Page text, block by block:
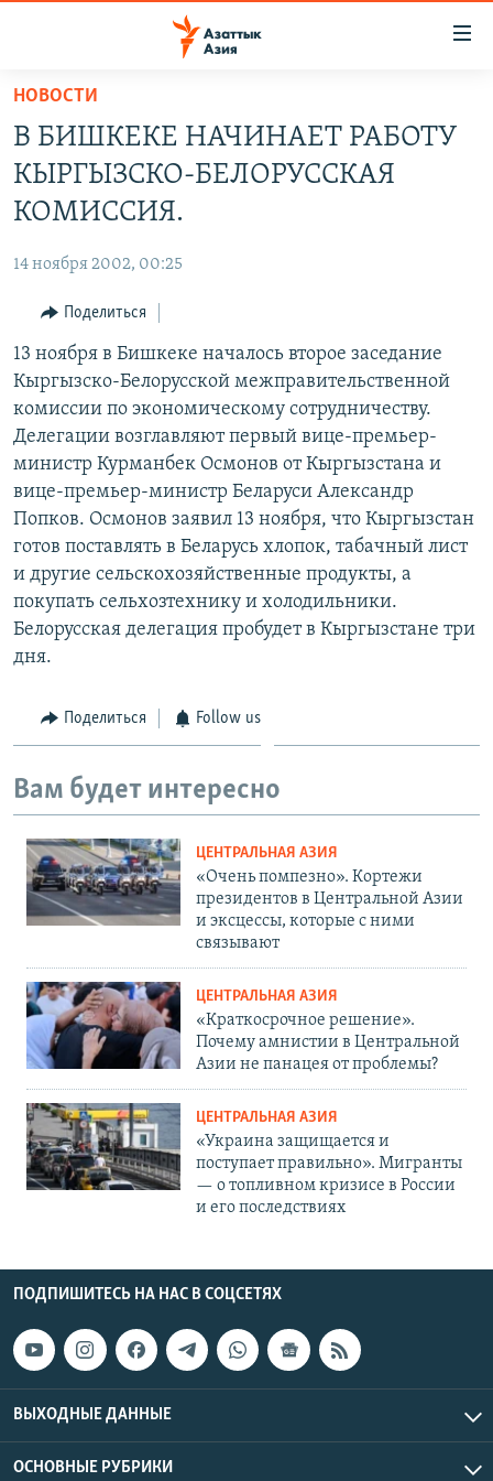
Вернуться
основному
содержанию
Вернутся
главной
навигации
Вернутся
поиску
КЫРГЫЗСТАН
ТАДЖИКИСТАН
ВОЙНА В УКРАИНЕ
ҚАЗАҚША
КЫРГЫЗЧА
ЎЗБЕКЧА
ТОҶИКӢ
TÜRKMENÇE
Все сайты РСЕ/РС
НОВОСТИ
В БИШКЕКЕ НАЧИНАЕТ РАБОТУ
КЫРГЫЗСКО-БЕЛОРУССКАЯ
КОМИССИЯ.
14 ноября 2002, 00:25
Поделиться
13 ноября в Бишкеке началось второе заседание
Кыргызско-Белорусской межправительственной
комиссии по экономическому сотрудничеству.
Делегации возглавляют первый вице-премьер-
министр Курманбек Осмонов от Кыргызстана и
вице-премьер-министр Беларуси Александр
Попков. Осмонов заявил 13 ноября, что Кыргызстан
готов поставлять в Беларусь хлопок, табачный лист
и другие сельскохозяйственные продукты, а
покупать сельхозтехнику и холодильники.
Белорусская делегация пробудет в Кыргызстане три
дня.
Поделиться Follow us
Вам будет интересно
ЦЕНТРАЛЬНАЯ АЗИЯ
«Очень помпезно». Кортежи
президентов в Центральной Азии
и эксцессы, которые с ними
связывают
ЦЕНТРАЛЬНАЯ АЗИЯ
«Краткосрочное решение».
Почему амнистии в Центральной
Азии не панацея от проблемы?
ЦЕНТРАЛЬНАЯ АЗИЯ
«Украина защищается и
поступает правильно». Мигранты
— о топливном кризисе в России
и его последствиях
ПОДПИШИТЕСЬ НА НАС В СОЦСЕТЯХ
ВЫХОДНЫЕ ДАННЫЕ
ОСНОВНЫЕ РУБРИКИ